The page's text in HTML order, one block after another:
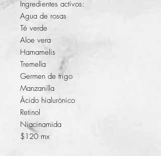
Ingredientes activos:
Agua de rosas
Té verde
Aloe vera
Hamamelis
Tremella
Germen de trigo
Manzanilla
Ácido hialurónico
Retinol
Niacinamida
$120 mx